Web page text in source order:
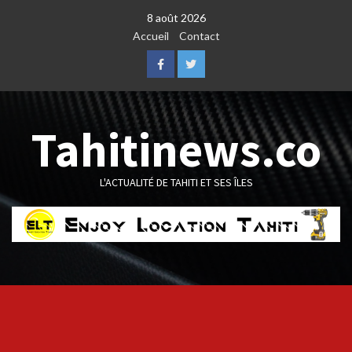
8 août 2026
Accueil
Contact
FacebookTwitter
Tahitinews.co
L'ACTUALITÉ DE TAHITI ET SES ÎLES